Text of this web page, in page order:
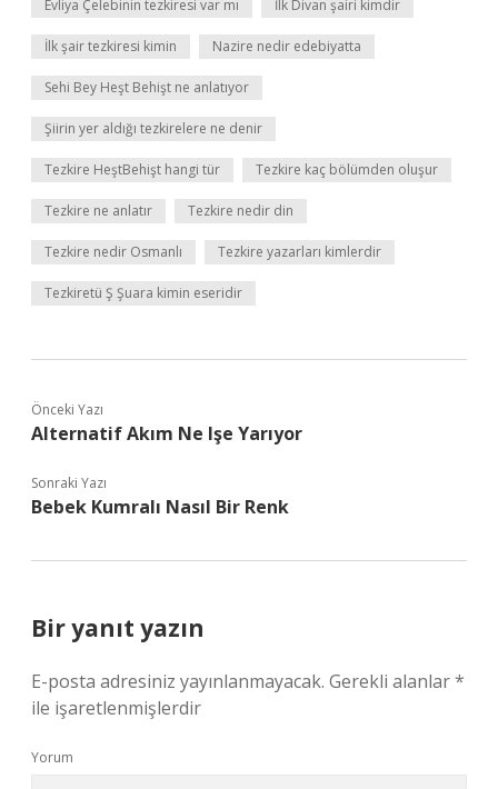
Evliya Çelebinin tezkiresi var mı İlk Divan şairi kimdir
İlk şair tezkiresi kimin Nazire nedir edebiyatta
Sehi Bey Heşt Behişt ne anlatıyor
Şiirin yer aldığı tezkirelere ne denir
Tezkire HeştBehişt hangi tür Tezkire kaç bölümden oluşur
Tezkire ne anlatır Tezkire nedir din
Tezkire nedir Osmanlı Tezkire yazarları kimlerdir
Tezkiretü Ş Şuara kimin eseridir
Önceki Yazı
Alternatif Akım Ne Işe Yarıyor
Sonraki Yazı
Bebek Kumralı Nasıl Bir Renk
Bir yanıt yazın
E-posta adresiniz yayınlanmayacak. Gerekli alanlar*
ile işaretlenmişlerdir
Yorum